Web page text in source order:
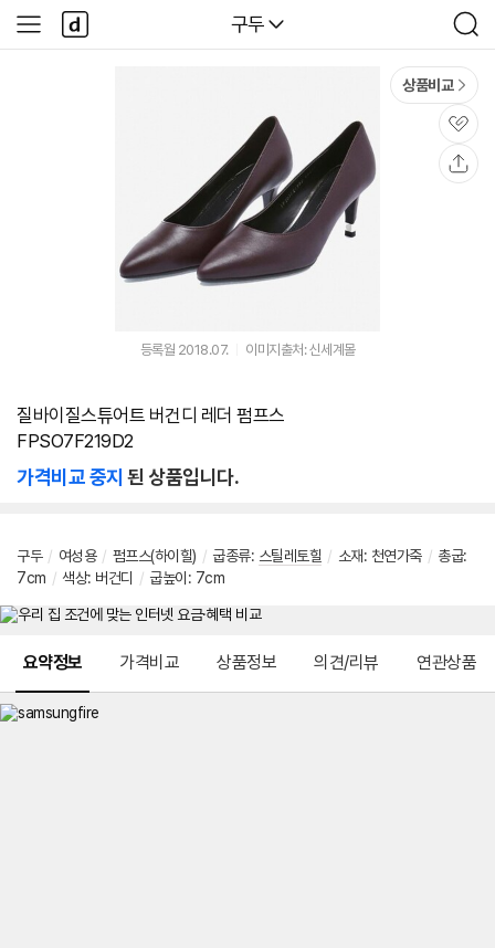
다나와
구두
검
색
사
이
다
나
와
상품비교
관
심
등록월 2018.07. 이미지출처: 신세계몰
질바이질스튜어트 버건디 레더 펌프스
FPSO7F219D2
가격비교 중지 된 상품입니다.
구두 / 여성용 / 펌프스(하이힐) / 굽종류: 스틸레토힐 / 소재: 천연가죽 / 총굽:
7cm / 색상: 버건디 / 굽높이: 7cm
요약정보 가격비교 상품정보 의견/리뷰 연관상품